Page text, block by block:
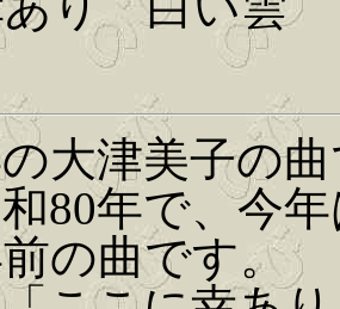
大津美子の
80年で、今
の曲です。